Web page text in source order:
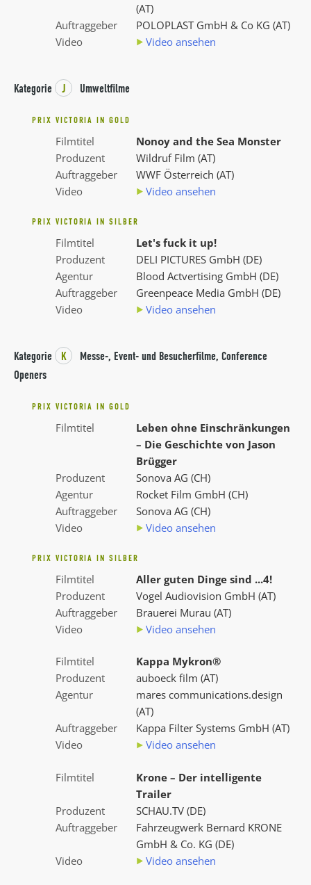
(AT)
Auftraggeber
POLOPLAST GmbH & Co KG (AT)
Video
Video ansehen
Kategorie J Umweltfilme
PRIX VICTORIA IN GOLD
Filmtitel
Nonoy and the Sea Monster
Produzent
Wildruf Film (AT)
Auftraggeber
WWF Österreich (AT)
Video
Video ansehen
PRIX VICTORIA IN SILBER
Filmtitel
Let's fuck it up!
Produzent
DELI PICTURES GmbH (DE)
Agentur
Blood Actvertising GmbH (DE)
Auftraggeber
Greenpeace Media GmbH (DE)
Video
Video ansehen
Kategorie K
Messe-, Event- und Besucherfilme, Conference
Openers
PRIX VICTORIA IN GOLD
Filmtitel
Leben ohne Einschränkungen
– Die Geschichte von Jason
Brügger
Produzent
Sonova AG (CH)
Agentur
Rocket Film GmbH (CH)
Auftraggeber
Sonova AG (CH)
Video
Video ansehen
PRIX VICTORIA IN SILBER
Filmtitel
Aller guten Dinge sind ...4!
Produzent
Vogel Audiovision GmbH (AT)
Auftraggeber
Brauerei Murau (AT)
Video
Video ansehen
Filmtitel
Kappa Mykron®
Produzent
auboeck film (AT)
Agentur
mares communications.design
(AT)
Auftraggeber
Kappa Filter Systems GmbH (AT)
Video
Video ansehen
Filmtitel
Krone – Der intelligente
Trailer
Produzent
SCHAU.TV (DE)
Auftraggeber
Fahrzeugwerk Bernard KRONE
GmbH & Co. KG (DE)
Video
Video ansehen